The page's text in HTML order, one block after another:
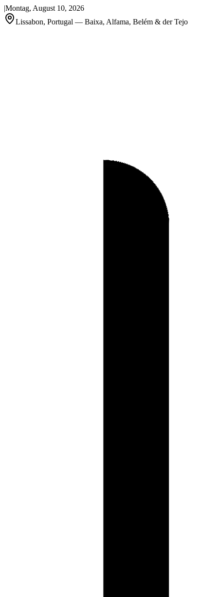
|Montag, August 10, 2026
Lissabon, Portugal — Baixa, Alfama, Belém & der Tejo